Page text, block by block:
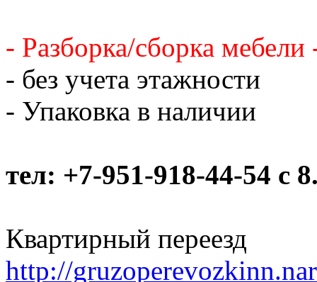
- Разборка/сборка мебели
- без учета этажности
- Упаковка в наличии
тел: +7-951-918-44-54 c
Квартирный переезд
http://